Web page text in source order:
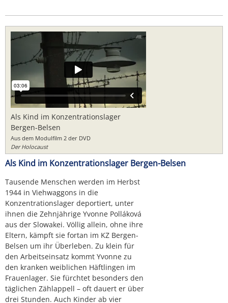
Als Kind im Konzentrationslager
Bergen-Belsen
Aus dem Modulfilm 2 der DVD
Der Holocaust
Als Kind im Konzentrationslager Bergen-Belsen
Tausende Menschen werden im Herbst
1944 in Viehwaggons in die
Konzentrationslager deportiert, unter
ihnen die Zehnjährige Yvonne Polláková
aus der Slowakei. Völlig allein, ohne ihre
Eltern, kämpft sie fortan im KZ Bergen-
Belsen um ihr Überleben. Zu klein für
den Arbeitseinsatz kommt Yvonne zu
den kranken weiblichen Häftlingen im
Frauenlager. Sie fürchtet besonders den
täglichen Zählappell – oft dauert er über
drei Stunden. Auch Kinder ab vier